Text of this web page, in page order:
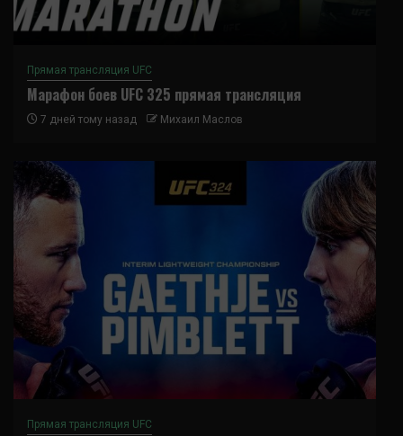
Прямая трансляция UFC
Марафон боев UFC 325 прямая трансляция
7 дней тому назад Михаил Маслов
Прямая трансляция UFC